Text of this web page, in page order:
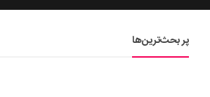
پر بحث‌ترین‌ها